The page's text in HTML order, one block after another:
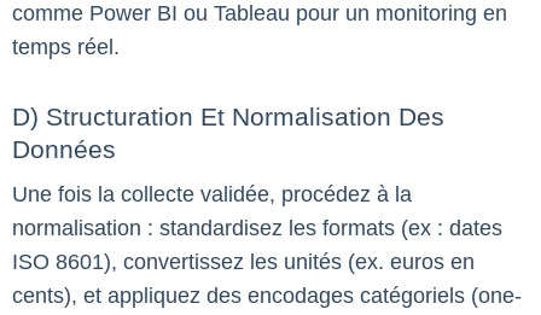
comme Power BI ou Tableau pour un monitoring en
temps réel.
D) Structuration Et Normalisation Des
Données
Une fois la collecte validée, procédez à la
normalisation : standardisez les formats (ex : dates
ISO 8601), convertissez les unités (ex. euros en
cents), et appliquez des encodages catégoriels (one-